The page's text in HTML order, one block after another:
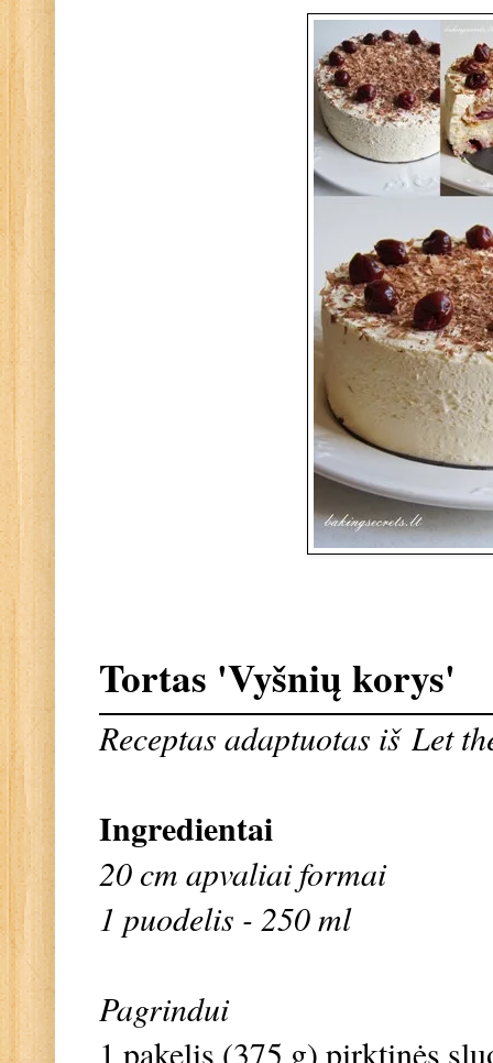
Tortas 'Vyšnių korys'
Receptas adaptuotas iš Let
Ingredientai
20 cm apvaliai formai
1 puodelis - 250 ml
Pagrindui
1 pakelis (375 g) pirktinės